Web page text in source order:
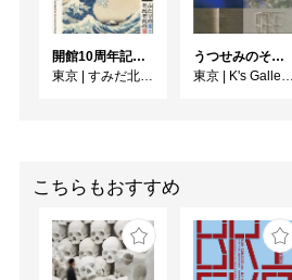
開館10周年記念 「北斎 広重 ふたりの富士、それぞれの富士」
東京 | すみだ北斎美術館
うつせみのそら展
東京 | K's Gallery room A
こちらもおすすめ